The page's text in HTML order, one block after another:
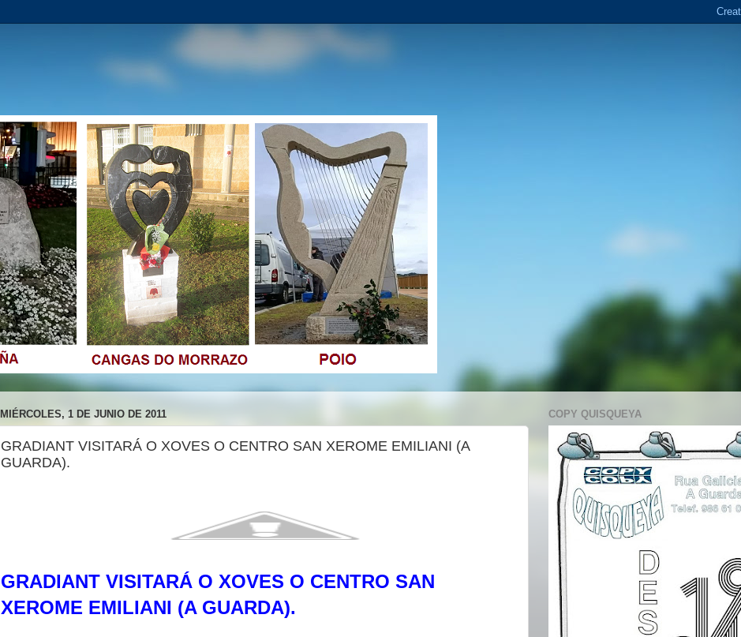
MIÉRCOLES, 1 DE JUNIO DE 2011
GRADIANT VISITARÁ O XOVES O CENTRO SAN XEROME EMILIANI (A
GUARDA).
GRADIANT VISITARÁ O XOVES O CENTRO SAN
XEROME EMILIANI (A GUARDA).
COPY QUISQUEYA